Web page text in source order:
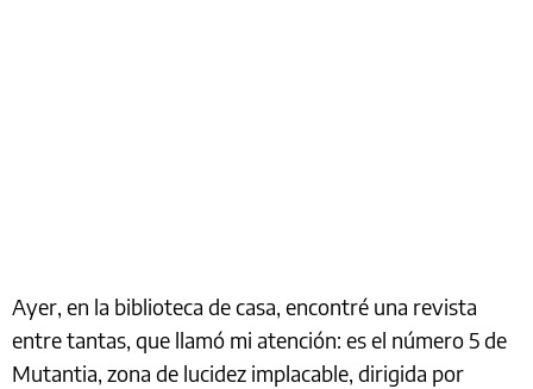
Ayer, en la biblioteca de casa, encontré una revista
entre tantas, que llamó mi atención: es el número 5 de
Mutantia, zona de lucidez implacable, dirigida por